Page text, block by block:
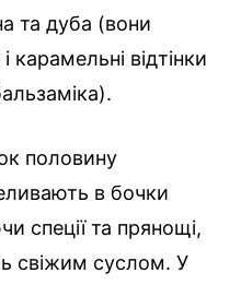
та дуба (вони
карамельні відтінки
половину
в бочки
спеції та прянощі,
свіжим суслом. У